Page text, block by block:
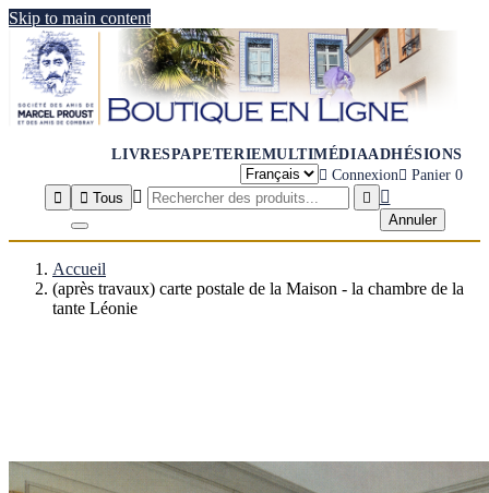
Skip to main content
LIVRESPAPETERIEMULTIMÉDIAADHÉSIONS
 Connexion Panier 0

 Tous   
Annuler
Accueil
(après travaux) carte postale de la Maison - la chambre de la
tante Léonie